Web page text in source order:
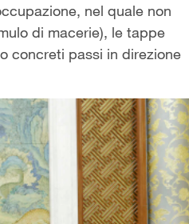
nel quale non
di macerie), le tappe
concreti passi in direzione